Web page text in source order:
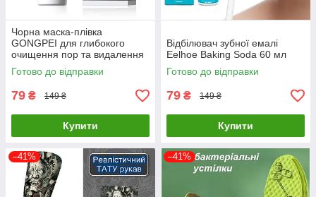
Чорна маска-плівка
GONGPEI для глибокого
очищення пор та видалення
чорних цяток, 60 г
Готово до відправки
79 ₴ 149 ₴
Купити
Відбілювач зубної емалі
Eelhoe Baking Soda 60 мл
Готово до відправки
79 ₴ 149 ₴
Купити
–41% –41%